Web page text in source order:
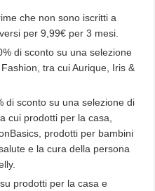
che non sono iscritti a
per 9,99€ per 3 mesi.
di sconto su una selezione
tra cui Aurique, Iris &
di sconto su una selezione di
cui prodotti per la casa,
prodotti per bambini
e la cura della persona
prodotti per la casa e